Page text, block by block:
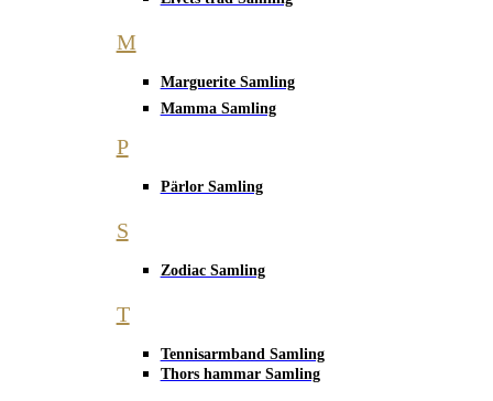
M
Marguerite Samling
Mamma Samling
P
Pärlor Samling
S
Zodiac Samling
T
Tennisarmband Samling
Thors hammar Samling